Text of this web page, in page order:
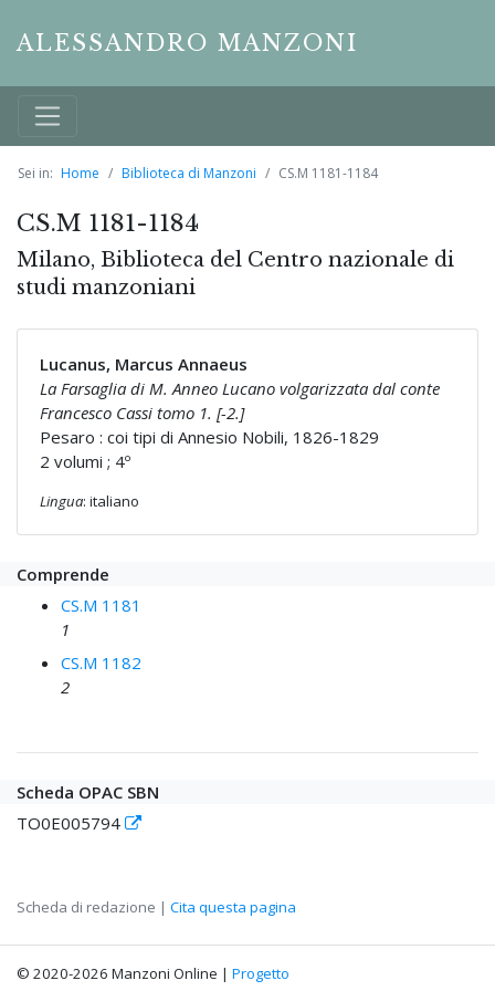
ALESSANDRO MANZONI
Sei in: Home Biblioteca di Manzoni CS.M 1181-1184
CS.M 1181-1184
Milano, Biblioteca del Centro nazionale di
studi manzoniani
Lucanus, Marcus Annaeus
La Farsaglia di M. Anneo Lucano volgarizzata dal conte
Francesco Cassi tomo 1. [-2.]
Pesaro : coi tipi di Annesio Nobili, 1826-1829
2 volumi ; 4º
Lingua: italiano
Comprende
CS.M 1181
1
CS.M 1182
2
Scheda OPAC SBN
TO0E005794
Scheda di redazione | Cita questa pagina
© 2020-2026 Manzoni Online | Progetto